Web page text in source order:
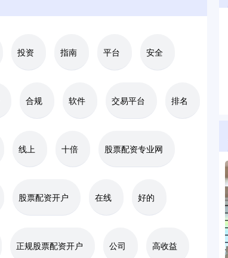
投资 指南 平台 安全
合规 软件 交易平台 排名
线上 十倍 股票配资专业网
股票配资开户 在线 好的
正规股票配资开户 公司 高收益